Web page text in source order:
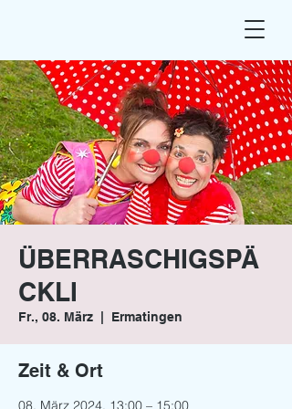
ÜBERRASCHIGSPÄ
CKLI
Fr., 08. März Ermatingen
Zeit & Ort
08. März 2024, 13:00 – 15:00